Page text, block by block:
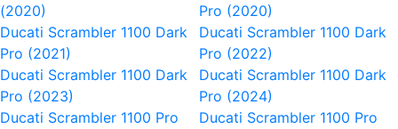
(2020)
Pro (2020)
Ducati Scrambler 1100 Dark
Pro (2021)
Ducati Scrambler 1100 Dark
Pro (2022)
Ducati Scrambler 1100 Dark
Pro (2023)
Ducati Scrambler 1100 Dark
Pro (2024)
Ducati Scrambler 1100 Pro
Ducati Scrambler 1100 Pro